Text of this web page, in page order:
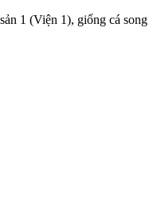
1 (Viện 1), giống cá song